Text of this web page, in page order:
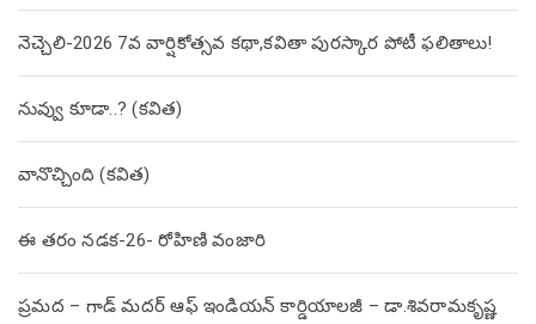
నెచ్చెలి-2026 7వ వార్షికోత్సవ కథా,కవితా పురస్కార పోటీ ఫలితాలు!
నువ్వు కూడా..? (కవిత)
వానొచ్చింది (కవిత)
ఈ తరం నడక-26- రోహిణి వంజారి
ప్రమద – గాడ్ మదర్ ఆఫ్ ఇండియన్ కార్డియాలజీ – డా.శివరామకృష్ణ